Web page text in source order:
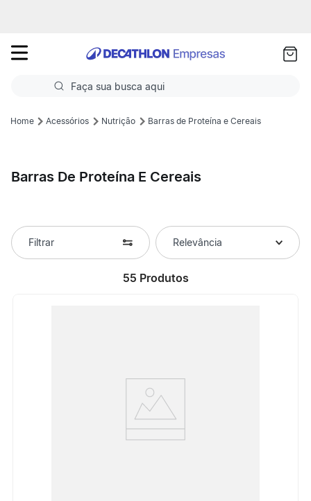
Faça sua busca aqui
Termos mais buscados
2ºBasquete
5ºFutebol Campo
Acessórios Nutrição Barras de Proteína e Cereais
Barras De Proteína E Cereais
Filtrar Relevância
55 Produtos